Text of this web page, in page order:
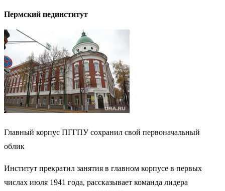
Пермский пединститут
Главный корпус ПГГПУ сохранил свой первоначальный
облик
Институт прекратил занятия в главном корпусе в первых
числах июля 1941 года, рассказывает команда лидера